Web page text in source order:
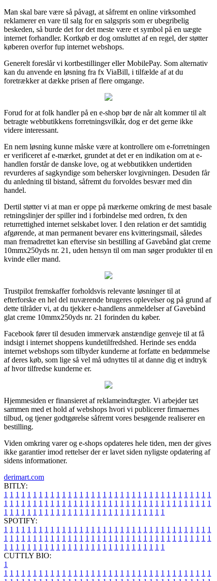
Man skal bare være så påvagt, at såfremt en online virksomhed
reklamerer en vare til salg for en salgspris som er ubegribelig
beskeden, så burde det for det meste være et symbol på en uægte
internet forhandler. Kortkøb er dog omsluttet af en regel, der støtter
køberen overfor fup internet webshops.
Generelt foreslår vi kortbestillinger eller MobilePay. Som alternativ
kan du anvende en løsning fra fx ViaBill, i tilfælde af at du
foretrækker at dække prisen af flere omgange.
Forud for at folk handler på en e-shop bør de når alt kommer til alt
betragte webbutikkens forretningsvilkår, dog er det gerne ikke
videre interessant.
En nem løsning kunne måske være at kontrollere om e-forretningen
er verificeret af e-mærket, grundet at det er en indikation om at e-
handlen forstår de danske love, og at webbutikken undertiden
revurderes af sagkyndige som behersker lovgivningen. Desuden får
du anledning til bistand, såfremt du forvoldes besvær med din
handel.
Dertil støtter vi at man er oppe på mærkerne omkring de mest basale
retningslinjer der spiller ind i forbindelse med ordren, fx den
returrettighed internet selskabet lover. I den relation er det samtidig
afgørende, at man permanent bevarer ens kvitteringsmail, således
man fremadrettet kan eftervise sin bestilling af Gavebånd glat creme
10mmx250yds nr. 21, uden hensyn til om man søger produkter til en
kvinde eller mand.
Trustpilot fremskaffer forholdsvis relevante løsninger til at
efterforske en hel del nuværende brugeres oplevelser og på grund af
dette tilråder vi, at du tjekker e-handlens anmeldelser af Gavebånd
glat creme 10mmx250yds nr. 21 forinden du køber.
Facebook fører til desuden immervæk anstændige genveje til at få
indsigt i internet shoppens kundetilfredshed. Herinde ses endda
internet webshops som tilbyder kunderne at forfatte en bedømmelse
af deres køb, som lige så vel må udnyttes til at danne dig et indtryk
af hvor tilfredse kunderne er.
Hjemmesiden er finansieret af reklameindtægter. Vi arbejder tæt
sammen med et hold af webshops hvori vi publicerer firmaernes
tilbud, og tjener godtgørelse såfremt vores besøgende realiserer en
bestilling.
Viden omkring varer og e-shops opdateres hele tiden, men der gives
ikke garantier imod rettelser der er lavet siden nyligste opdatering af
sidens informationer.
derimart.com
BITLY:
1 1 1 1 1 1 1 1 1 1 1 1 1 1 1 1 1 1 1 1 1 1 1 1 1 1 1 1 1 1 1 1 1 1 1 1
1 1 1 1 1 1 1 1 1 1 1 1 1 1 1 1 1 1 1 1 1 1 1 1 1 1 1 1 1 1 1 1 1 1 1 1
1 1 1 1 1 1 1 1 1 1 1 1 1 1 1 1 1 1 1 1 1 1 1 1 1 1 1 1
SPOTIFY:
1 1 1 1 1 1 1 1 1 1 1 1 1 1 1 1 1 1 1 1 1 1 1 1 1 1 1 1 1 1 1 1 1 1 1 1
1 1 1 1 1 1 1 1 1 1 1 1 1 1 1 1 1 1 1 1 1 1 1 1 1 1 1 1 1 1 1 1 1 1 1 1
1 1 1 1 1 1 1 1 1 1 1 1 1 1 1 1 1 1 1 1 1 1 1 1 1 1 1 1
CUTTLY BIO:
1
1 1 1 1 1 1 1 1 1 1 1 1 1 1 1 1 1 1 1 1 1 1 1 1 1 1 1 1 1 1 1 1 1 1 1 1